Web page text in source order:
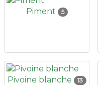
Piment 5
Pivoine blanche 13